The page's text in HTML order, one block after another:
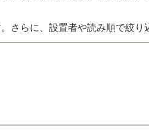
さらに、設置者や読み順で絞り